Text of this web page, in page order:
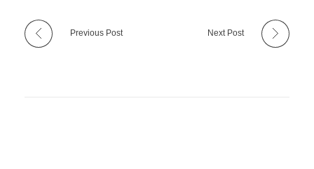
Previous Post Next Post